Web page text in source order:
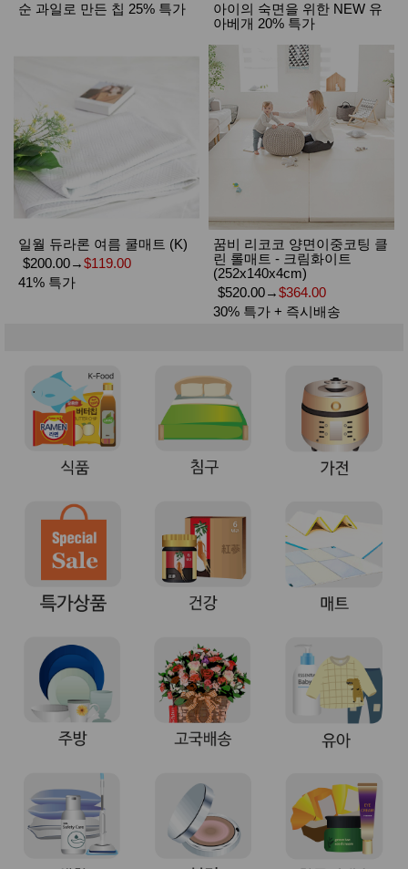
순 과일로 만든 칩 25% 특가
아이의 숙면을 위한 NEW 유
아베개 20% 특가
일월 듀라론 여름 쿨매트 (K)
$200.00→$119.00
41% 특가
꿈비 리코코 양면이중코팅 클
린 롤매트 - 크림화이트
(252x140x4cm)
$520.00→$364.00
30% 특가 + 즉시배송